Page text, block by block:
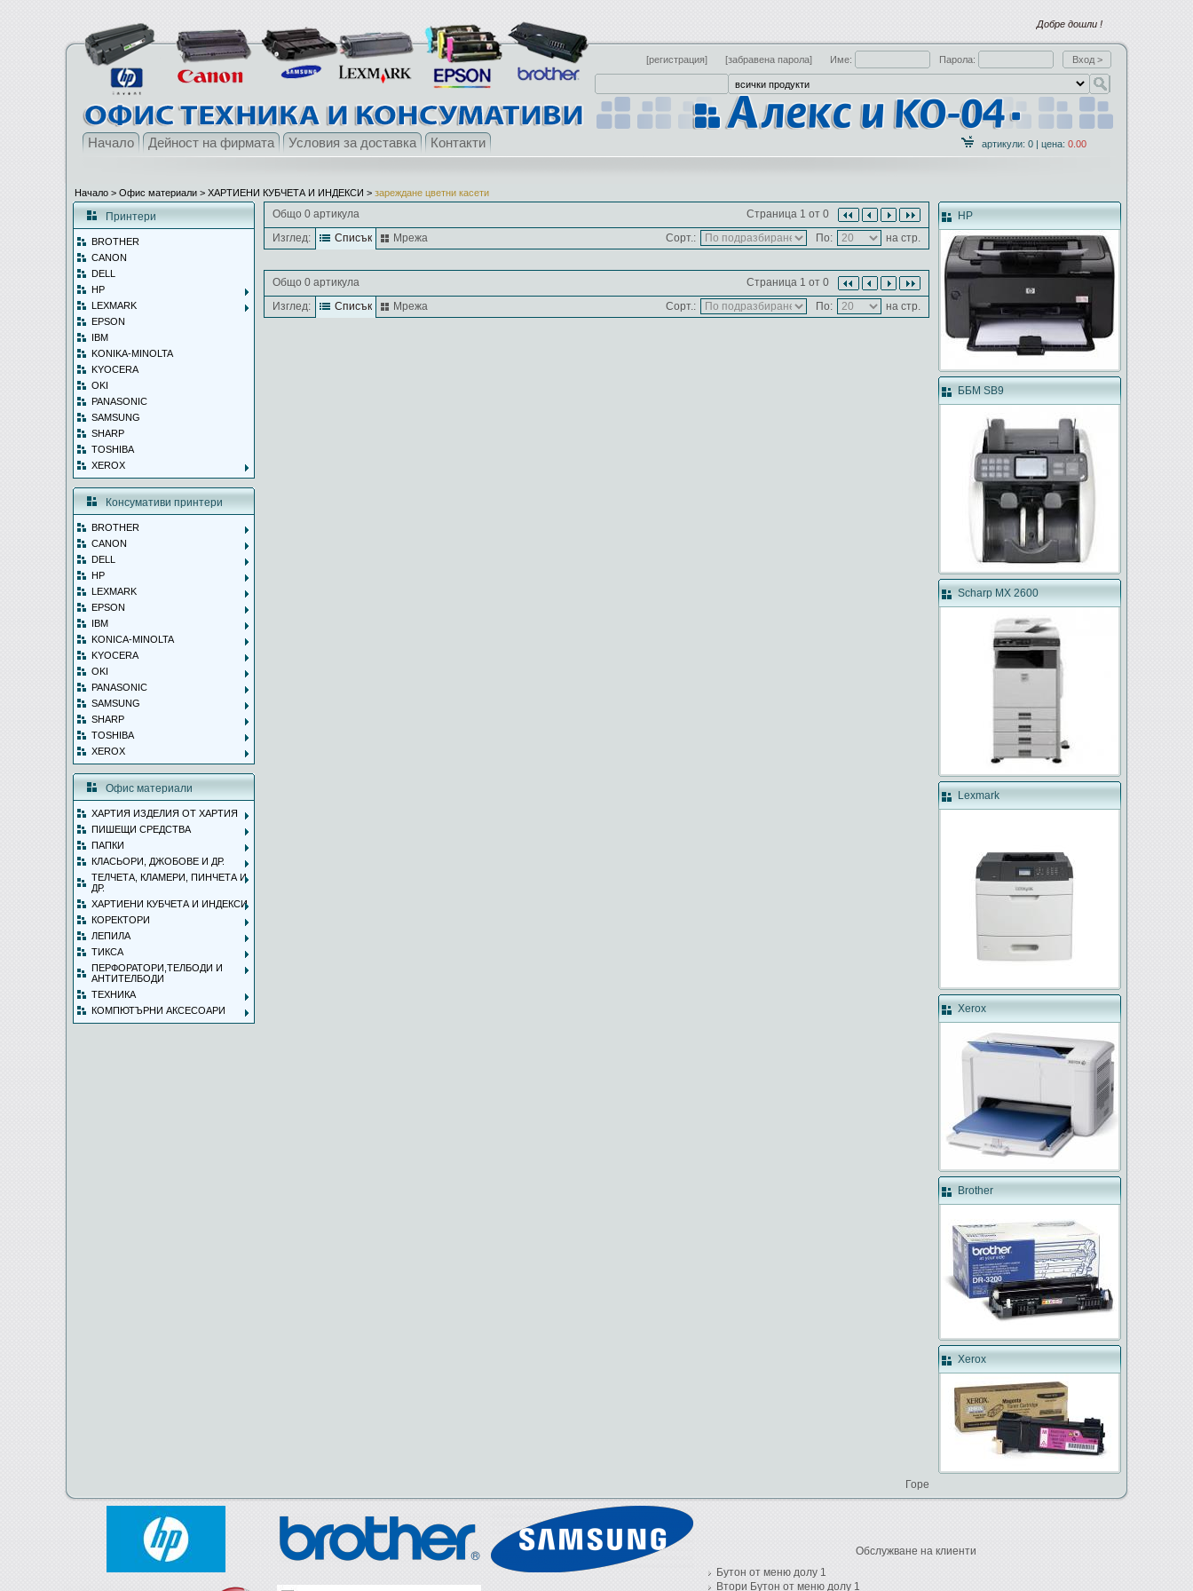
Добре дошли !
[регистрация] [забравена парола] Име: Парола:
Начало Дейност на фирмата Условия за доставка Контакти артикули: 0 | цена: 0.00
Начало > Офис материали > ХАРТИЕНИ КУБЧЕТА И ИНДЕКСИ > зареждане цветни касети
Принтери
BROTHER
CANON
DELL
HP
LEXMARK
EPSON
IBM
KONIKA-MINOLTA
KYOCERA
OKI
PANASONIC
SAMSUNG
SHARP
TOSHIBA
XEROX
Консумативи принтери
BROTHER
CANON
DELL
HP
LEXMARK
EPSON
IBM
KONICA-MINOLTA
KYOCERA
OKI
PANASONIC
SAMSUNG
SHARP
TOSHIBA
XEROX
Офис материали
ХАРТИЯ ИЗДЕЛИЯ ОТ ХАРТИЯ
ПИШЕЩИ СРЕДСТВА
ПАПКИ
КЛАСЬОРИ, ДЖОБОВЕ И ДР.
ТЕЛЧЕТА, КЛАМЕРИ, ПИНЧЕТА И
ДР.
ХАРТИЕНИ КУБЧЕТА И ИНДЕКСИ
КОРЕКТОРИ
ЛЕПИЛА
ТИКСА
ПЕРФОРАТОРИ,ТЕЛБОДИ И
АНТИТЕЛБОДИ
ТЕХНИКА
КОМПЮТЪРНИ АКСЕСОАРИ
Общо 0 артикула
Страница 1 от 0
Изглед:
Списък Мрежа Сорт.: По: на стр.
Общо 0 артикула
Страница 1 от 0
Изглед:
Списък Мрежа Сорт.: По: на стр.
HP
ББМ SB9
Scharp MX 2600
Lexmark
Xerox
Brother
Xerox
Горе
Обслужване на клиенти
Бутон от меню долу 1
Втори Бутон от меню долу 1